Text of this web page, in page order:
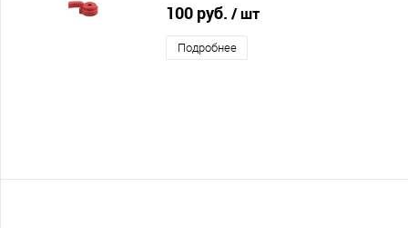
100 руб. / шт
Подробнее